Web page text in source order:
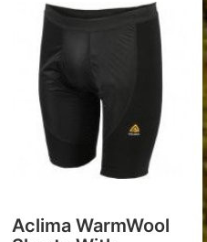
Aclima WarmWool